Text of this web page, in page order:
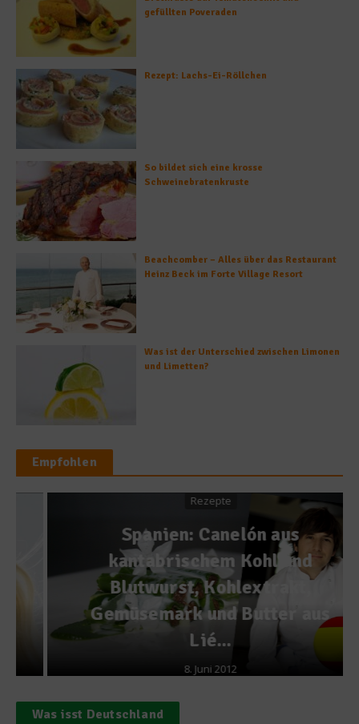
gefüllten Poveraden
Rezept: Lachs-Ei-Röllchen
So bildet sich eine krosse
Schweinebratenkruste
Beachcomber – Alles über das Restaurant
Heinz Beck im Forte Village Resort
Was ist der Unterschied zwischen Limonen
und Limetten?
Empfohlen
Rezepte
Spanien: Canelón aus
kantabrischem Kohl und
Blutwurst, Kohlextrakt,
Gemüsemark und Butter aus
Lié...
8. Juni 2012
Was isst Deutschland